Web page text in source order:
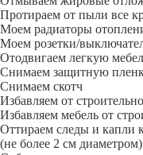
Протираем от пыли все
Моем радиаторы
Моем розетки/
Отодвигаем легкую
Снимаем защитную
Снимаем скотч
Избавляем от
Избавляем мебель от
Оттираем следы и капли
(не более 2 см диаметром)